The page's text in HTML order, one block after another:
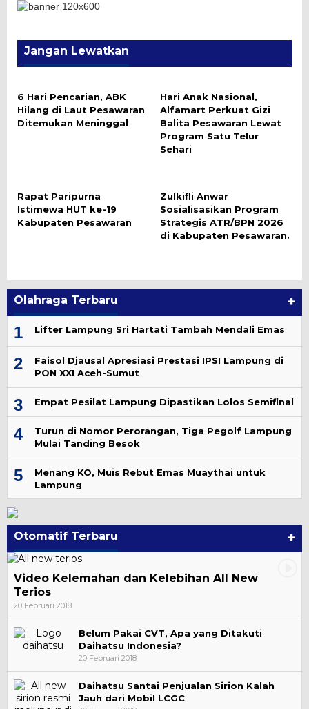
Jangan Lewatkan
6 Hari Pencarian, ABK
Hilang di Laut Pesawaran
Ditemukan Meninggal
Hari Anak Nasional,
Alfamart Perkuat Gizi
Balita Pesawaran Lewat
Program Satu Telur
Sehari
Rapat Paripurna
Istimewa HUT ke-19
Kabupaten Pesawaran
Zulkifli Anwar
Sosialisasikan Program
Strategis ATR/BPN 2026
di Kabupaten Pesawaran.
Olahraga Terbaru +
1 Lifter Lampung Sri Hartati Tambah Mendali Emas
2
Faisol Djausal Apresiasi Prestasi IPSI Lampung di
PON XXI Aceh-Sumut
3 Empat Pesilat Lampung Dipastikan Lolos Semifinal
4
Turun di Nomor Perorangan, Tiga Pegolf Lampung
Mulai Tanding Besok
5
Menang KO, Muis Rebut Emas Muaythai untuk
Lampung
Otomatif Terbaru +
Video Kelemahan dan Kelebihan All New
Terios
20 Februari 2018
Belum Pakai CVT, Apa yang Ditakuti
Daihatsu Indonesia?
20 Februari 2018
Daihatsu Santai Penjualan Sirion Kalah
Jauh dari Mobil LCGC